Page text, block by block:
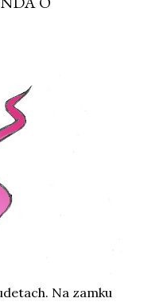
Na zamku